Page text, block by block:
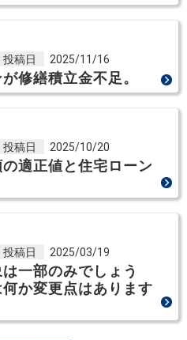
投稿日 2025/11/16
修繕積立金不足。
投稿日 2025/10/20
適正値と住宅ローン
投稿日 2025/03/19
一部のみでしょう
か変更点はあります